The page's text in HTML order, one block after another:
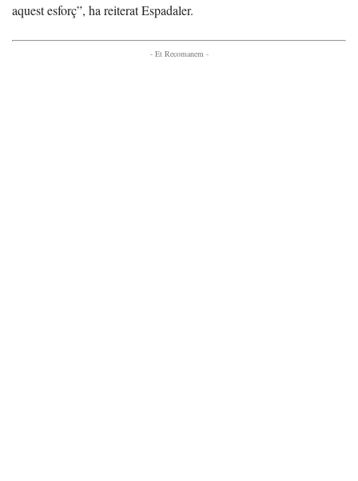
aquest esforç”, ha reiterat Espadaler.
- Et Recomanem -